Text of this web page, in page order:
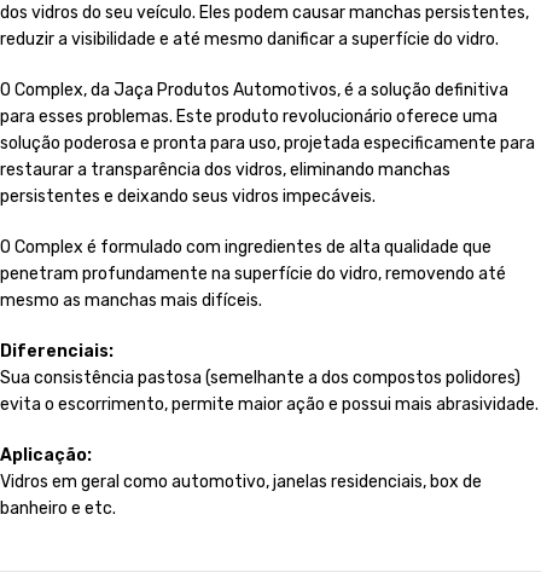
dos vidros do seu veículo. Eles podem causar manchas persistentes,
reduzir a visibilidade e até mesmo danificar a superfície do vidro.
O Complex, da Jaça Produtos Automotivos, é a solução definitiva
para esses problemas. Este produto revolucionário oferece uma
solução poderosa e pronta para uso, projetada especificamente para
restaurar a transparência dos vidros, eliminando manchas
persistentes e deixando seus vidros impecáveis.
O Complex é formulado com ingredientes de alta qualidade que
penetram profundamente na superfície do vidro, removendo até
mesmo as manchas mais difíceis.
Diferenciais:
Sua consistência pastosa (semelhante a dos compostos polidores)
evita o escorrimento, permite maior ação e possui mais abrasividade.
Aplicação:
Vidros em geral como automotivo, janelas residenciais, box de
banheiro e etc.